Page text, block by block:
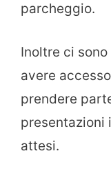
parcheggio.
Inoltre ci sono
avere
prendere
presentazioni
attesi.